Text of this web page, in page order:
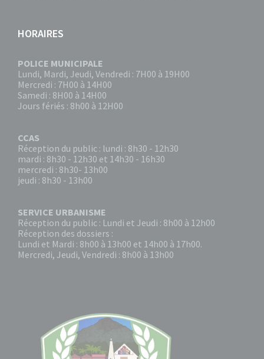
HORAIRES
POLICE MUNICIPALE
Lundi, Mardi, Jeudi, Vendredi : 7H00 à 19H00
Mercredi : 7H00 à 14H00
Samedi : 8H00 à 14H00
Jours fériés : 8h00 à 12H00
CCAS
Réception du public : lundi : 8h30 - 12h30
mardi : 8h30 - 12h30 et 14h30 - 16h30
mercredi : 8h30- 13h00
jeudi : 8h30 - 13h00
SERVICE URBANISME
Réception du public : Lundi et Jeudi : 8h00 à 12h00
Réception des dossiers :
Lundi et Mardi : 8h00 à 13h00 et 14h00 à 17h00.
Mercredi, Jeudi, Vendredi : 8h00 à 13h00